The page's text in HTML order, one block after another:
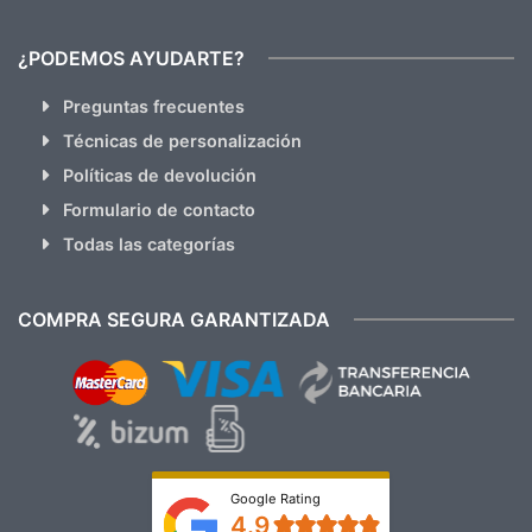
¿PODEMOS AYUDARTE?
Preguntas frecuentes
Técnicas de personalización
Políticas de devolución
Formulario de contacto
Todas las categorías
COMPRA SEGURA GARANTIZADA
Google Rating
4.9